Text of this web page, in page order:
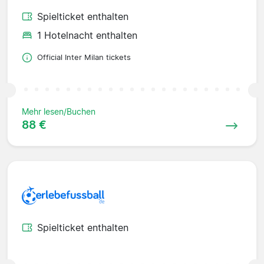
Spielticket enthalten
1 Hotelnacht enthalten
Official Inter Milan tickets
Mehr lesen/Buchen
88 €
Spielticket enthalten